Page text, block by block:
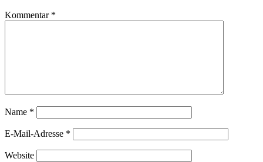
Kommentar *
Name *
E-Mail-Adresse *
Website